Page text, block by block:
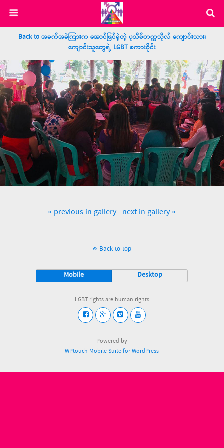
Back to အခက်အခဲကြားက အောင်မြင်ခဲ့တဲ့ ပုသိမ်တက္ကသိုလ် ကျောင်းသား၊
ကျောင်းသူတွေရဲ့ LGBT စကားဝိုင်း
« previous in gallery next in gallery »
Back to top
Mobile Desktop
LGBT rights are human rights
Powered by
WPtouch Mobile Suite for WordPress